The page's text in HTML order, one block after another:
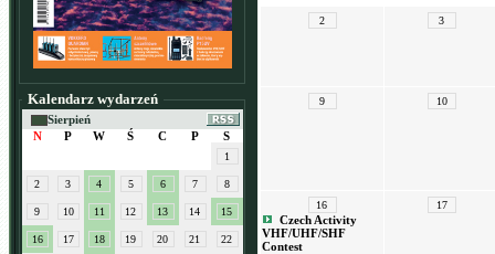
Kalendarz wydarzeń
Sierpień
N
P W Ś C P S
1
2 3 4 5 6 7 8
9 10 11 12 13 14 15
16 17 18 19 20 21 22
2 3
9 10
16
Czech Activity
VHF/UHF/SHF
Contest
17